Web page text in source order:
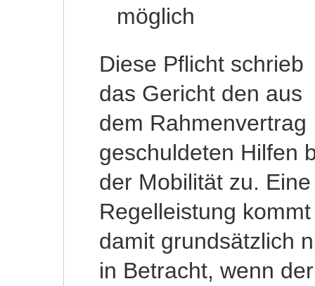
möglich
Diese Pflicht schrieb
das Gericht den aus
dem Rahmenvertrag
geschuldeten Hilfen
der Mobilität zu. Eine
Regelleistung kommt
damit grundsätzlich
in Betracht, wenn der